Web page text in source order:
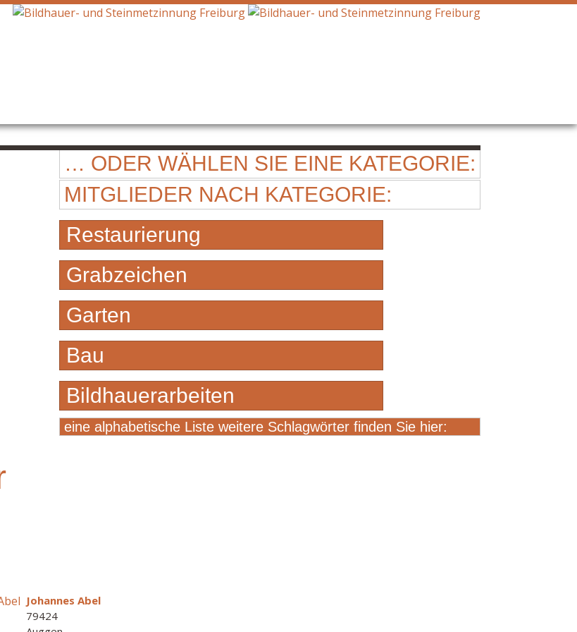
… ODER WÄHLEN SIE EINE KATEGORIE:
MITGLIEDER NACH KATEGORIE:
Restaurierung
Grabzeichen
Garten
Bau
Bildhauerarbeiten
eine alphabetische Liste weitere Schlagwörter finden Sie hier:
Johannes Abel
79424